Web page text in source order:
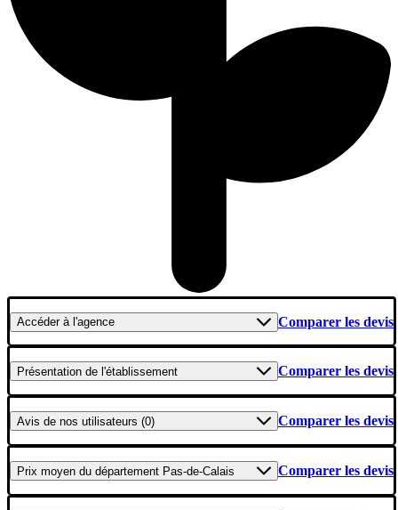
Accéderà l'agence Comparer les devis
Présentation de l'établissement Comparer les devis
Avis de nos utilisateurs (0) Comparer les devis
Prix moyen du département Pas-de-Calais Comparer les devis